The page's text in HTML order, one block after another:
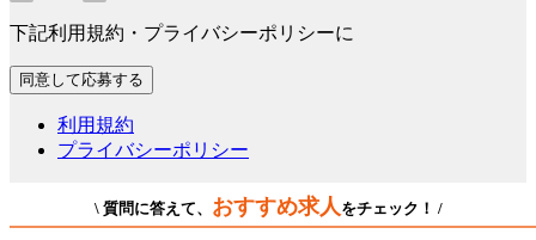
下記利用規約・プライバシーポリシーに
利用規約
プライバシーポリシー
\ 質問に答えて、 おすすめ求人 をチェック！ /